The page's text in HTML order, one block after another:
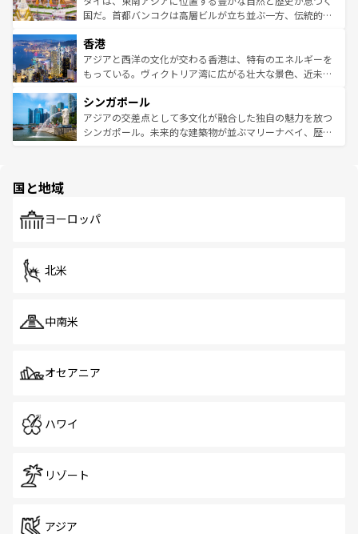
覧を参照してほしい。
醸し出している。また、バラエティの豊かさとおいしさで
とつ。フォーやバインミー、ベトナムコーヒーなどは、ぜ
ひ現地で味わいたい。どの地域を訪れてもあたたかい人々
が旅行者を迎えてくれるので、きっと忘れられない旅にな
参照してほしい。
国だ。首都バンコクは高層ビルが立ち並ぶ一方、伝統的な
の活気が交差している。北部ではチェンマイなどの山岳地
帯で自然と触れ合い、南部ではプーケットやクラビの美し
いビーチでリゾート気分を楽しむことができる。タイ料理
激する。気候は一年中温暖で、どの季節にも異なる楽しみ
が待っている。親しみやすいタイの人々、仏教を中心とし
た文化、そして多様な観光資源が、訪れる旅人を魅了し続
香港
アジアと西洋の文化が交わる香港は、特有のエネルギーを
もっている。ヴィクトリア湾に広がる壮大な景色、近未来
み、どこを訪れても感動するはず。観光スポットが密集し
ており、効率よく見どころを回れるのも魅力。息をのむよ
うな絶景から文化的な体験まで、香港を存分に楽しみ尽く
シンガポール
アジアの交差点として多文化が融合した独自の魅力を放つ
シンガポール。未来的な建築物が並ぶマリーナベイ、歴史
で、ホーカーズは地元の風情を楽しめる外せないスポット
国と地域
ヨーロッパ
北米
中南米
オセアニア
ハワイ
リゾート
アジア